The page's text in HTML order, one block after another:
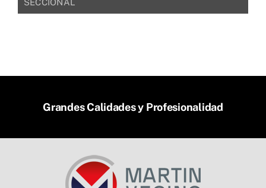
Grandes Calidades y Profesionalidad